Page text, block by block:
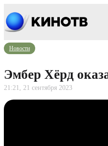
Новости
Эмбер Хёрд
21:21, 21 сентября 2023